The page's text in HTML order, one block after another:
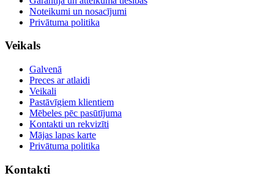
Noteikumi un nosacījumi
Privātuma politika
Veikals
Galvenā
Preces ar atlaidi
Veikali
Pastāvīgiem klientiem
Mēbeles pēc pasūtījuma
Kontakti un rekvizīti
Mājas lapas karte
Privātuma politika
Kontakti